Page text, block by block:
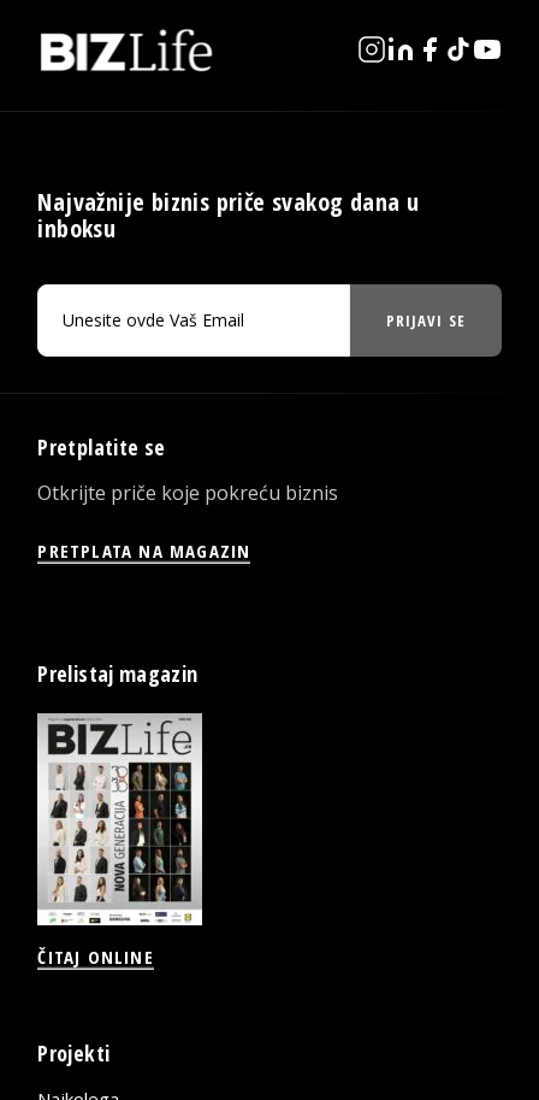
Najvažnije biznis priče svakog dana u
inboksu
PRIJAVI SE
Pretplatite se
Otkrijte priče koje pokreću biznis
PRETPLATA NA MAGAZIN
Prelistaj magazin
ČITAJ ONLINE
Projekti